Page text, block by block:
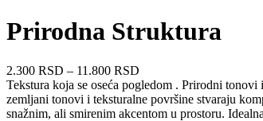
Prirodna Struktura
2.300 RSD – 11.800 RSD
Tekstura koja se oseća pogledom . Prirodni
zemljani tonovi i teksturalne površine stvaraju
snažnim, ali smirenim akcentom u prostoru.